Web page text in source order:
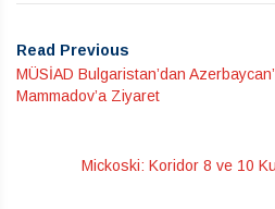
Read Previous
MÜSİAD Bulgaristan’dan
Mammadov’a Ziyaret
Mickoski: Koridor 8 ve 10